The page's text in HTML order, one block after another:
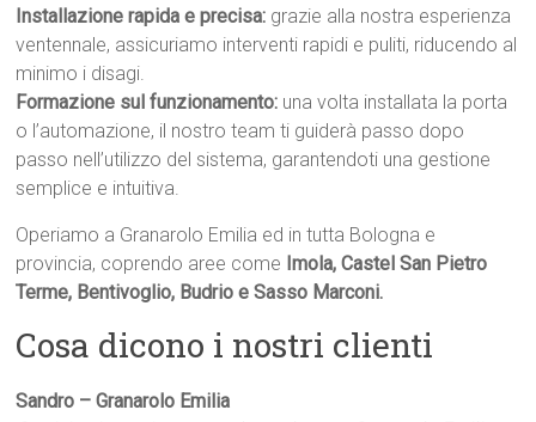
Installazione rapida e precisa: grazie alla nostra esperienza
ventennale, assicuriamo interventi rapidi e puliti, riducendo al
minimo i disagi.
Formazione sul funzionamento: una volta installata la porta
o l’automazione, il nostro team ti guiderà passo dopo
passo nell’utilizzo del sistema, garantendoti una gestione
semplice e intuitiva.
Operiamo a Granarolo Emilia ed in tutta Bologna e
provincia, coprendo aree come Imola, Castel San Pietro
Terme, Bentivoglio, Budrio e Sasso Marconi.
Cosa dicono i nostri clienti
Sandro – Granarolo Emilia